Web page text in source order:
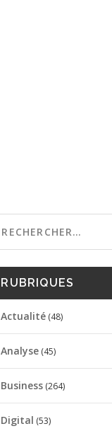
RUBRIQUES
Actualité (48)
Analyse (45)
Business (264)
Digital (53)